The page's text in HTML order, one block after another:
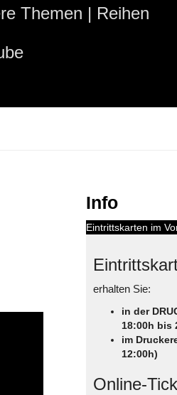
Themen | Reihen
Info
Eintrittskarten im
erhalten Sie:
in der
18:00h bis
im
12:00h)
Online-